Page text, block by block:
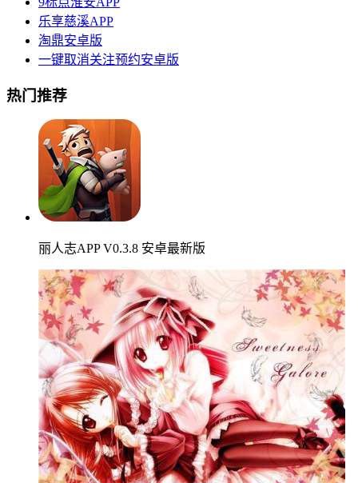
乐享慈溪APP
淘鼎安卓版
一键取消关注预约安卓版
热门推荐
丽人志APP V0.3.8 安卓最新版